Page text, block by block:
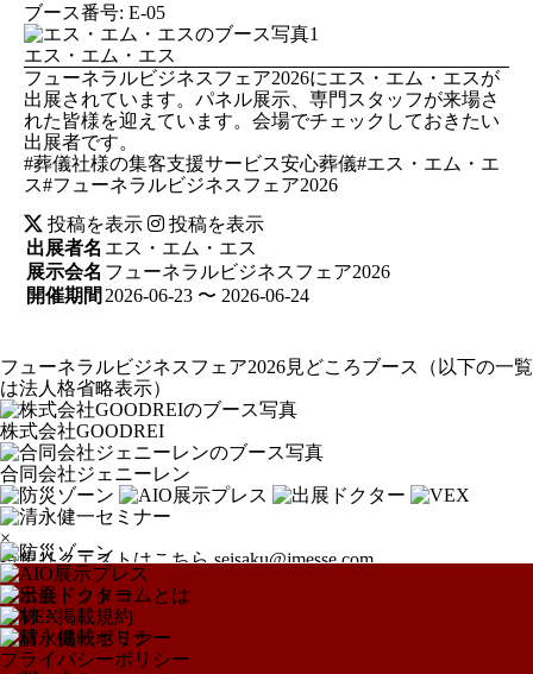
ブース番号: E-05
エス・エム・エス
フューネラルビジネスフェア2026にエス・エム・エスが
出展されています。パネル展示、専門スタッフが来場さ
れた皆様を迎えています。会場でチェックしておきたい
出展者です。
#葬儀社様の集客支援サービス安心葬儀#エス・エム・エ
ス#フューネラルビジネスフェア2026
投稿を表示
投稿を表示
出展者名 エス・エム・エス
展示会名 フューネラルビジネスフェア2026
開催期間 2026-06-23 〜 2026-06-24
フューネラルビジネスフェア2026見どころブース
（以下の一覧
は法人格省略表示）
株式会社GOODREI
合同会社ジェニーレン
×
特集リクエストはこちらseisaku@jmesse.com
展示会ドットコムとは
取材・掲載規約
取材・掲載ポリシー
プライバシーポリシー